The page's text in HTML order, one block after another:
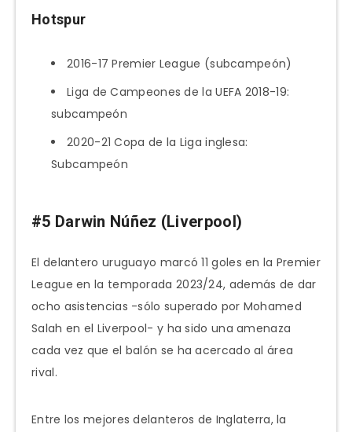
Hotspur
2016-17 Premier League (subcampeón)
Liga de Campeones de la UEFA 2018-19:
subcampeón
2020-21 Copa de la Liga inglesa:
Subcampeón
#5 Darwin Núñez (Liverpool)
El delantero uruguayo marcó 11 goles en la Premier
League en la temporada 2023/24, además de dar
ocho asistencias -sólo superado por Mohamed
Salah en el Liverpool- y ha sido una amenaza
cada vez que el balón se ha acercado al área
rival.
Entre los mejores delanteros de Inglaterra, la